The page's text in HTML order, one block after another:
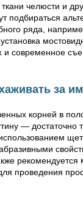
челюсти и
подбираться
ряда,
и современное
за
корней в
— достаточно
проведения